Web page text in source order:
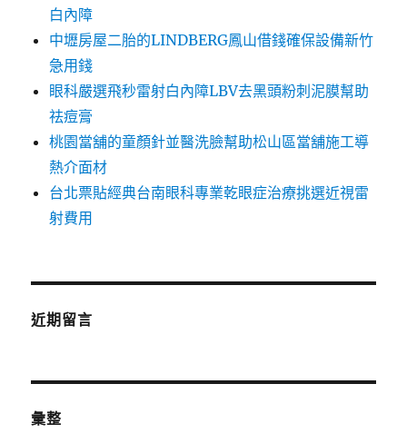
白內障
中壢房屋二胎的LINDBERG鳳山借錢確保設備新竹
急用錢
眼科嚴選飛秒雷射白內障LBV去黑頭粉刺泥膜幫助
祛痘膏
桃園當舖的童顏針並醫洗臉幫助松山區當舖施工導
熱介面材
台北票貼經典台南眼科專業乾眼症治療挑選近視雷
射費用
近期留言
彙整